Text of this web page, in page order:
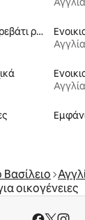
Ενοικιαζόμενα με κρεβάτι ρυθμιζόμενου ύψους
Αγγλία
Αγγλία
οικογένειες